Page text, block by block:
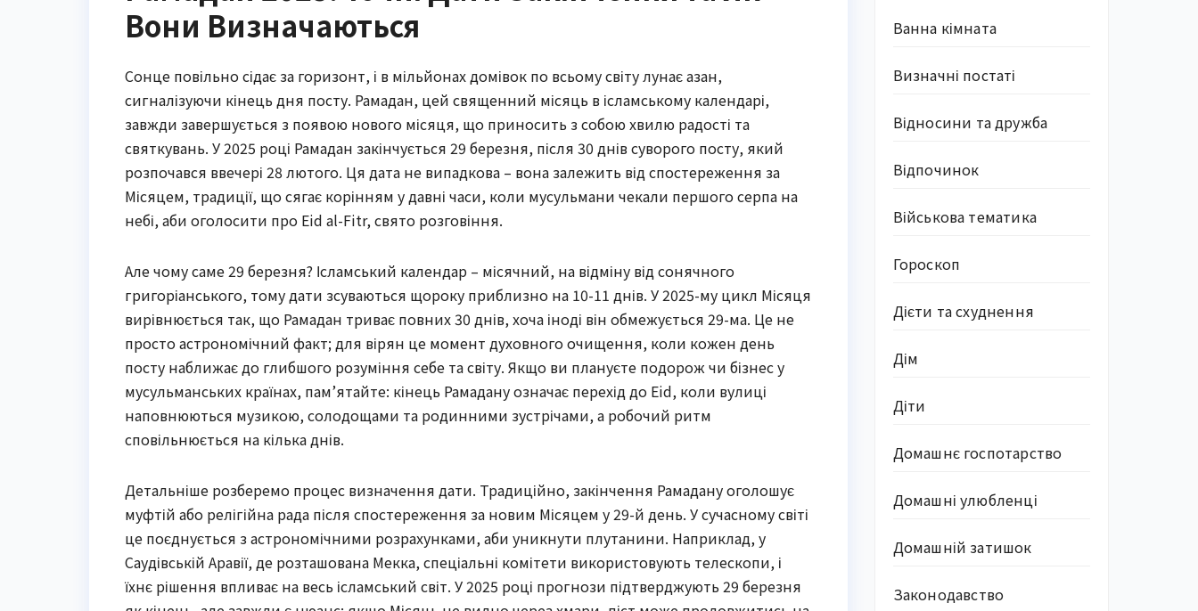
Вони Визначаються
Сонце повільно сідає за горизонт, і в мільйонах домівок по всьому світу лунає азан,
сигналізуючи кінець дня посту. Рамадан, цей священний місяць в ісламському календарі,
завжди завершується з появою нового місяця, що приносить з собою хвилю радості та
святкувань. У 2025 році Рамадан закінчується 29 березня, після 30 днів суворого посту, який
розпочався ввечері 28 лютого. Ця дата не випадкова – вона залежить від спостереження за
Місяцем, традиції, що сягає корінням у давні часи, коли мусульмани чекали першого серпа на
небі, аби оголосити про Eid al-Fitr, свято розговіння.
Але чому саме 29 березня? Ісламський календар – місячний, на відміну від сонячного
григоріанського, тому дати зсуваються щороку приблизно на 10-11 днів. У 2025-му цикл Місяця
вирівнюється так, що Рамадан триває повних 30 днів, хоча іноді він обмежується 29-ма. Це не
просто астрономічний факт; для вірян це момент духовного очищення, коли кожен день
посту наближає до глибшого розуміння себе та світу. Якщо ви плануєте подорож чи бізнес у
мусульманських країнах, пам’ятайте: кінець Рамадану означає перехід до Eid, коли вулиці
наповнюються музикою, солодощами та родинними зустрічами, а робочий ритм
сповільнюється на кілька днів.
Детальніше розберемо процес визначення дати. Традиційно, закінчення Рамадану оголошує
муфтій або релігійна рада після спостереження за новим Місяцем у 29-й день. У сучасному світі
це поєднується з астрономічними розрахунками, аби уникнути плутанини. Наприклад, у
Саудівській Аравії, де розташована Мекка, спеціальні комітети використовують телескопи, і
їхнє рішення впливає на весь ісламський світ. У 2025 році прогнози підтверджують 29 березня
Ванна кімната
Визначні постаті
Відносини та дружба
Відпочинок
Військова тематика
Гороскоп
Дієти та схуднення
Дім
Діти
Домашнє госпотарство
Домашні улюбленці
Домашній затишок
Законодавство